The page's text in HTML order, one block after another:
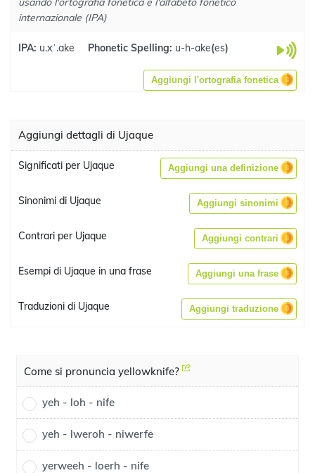
internazionale (IPA)
IPA: u.xˈ.ake Phonetic Spelling: u-h-ake(es)
Aggiungi l'ortografia fonetica
Aggiungi dettagli di Ujaque
Significati per Ujaque Aggiungi una definizione
Sinonimi di Ujaque Aggiungi sinonimi
Contrari per Ujaque Aggiungi contrari
Esempi di Ujaque in una frase Aggiungi una frase
Traduzioni di Ujaque Aggiungi traduzione
Come si pronuncia yellowknife?
yeh - loh - nife
yeh - lweroh - niwerfe
yerweeh - loerh - nife